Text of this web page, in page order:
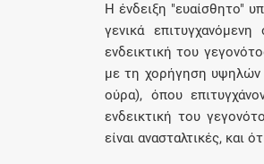
Η ένδειξη "ευαίσθητο"
γενικά
ενδεικτική του
με τη χορήγηση υψηλών
ούρα), όπου
ενδεικτική του
είναι ανασταλτικές, και